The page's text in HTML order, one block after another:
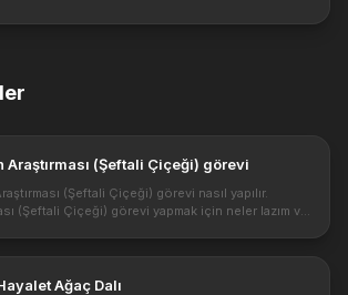
Araştırması (Şeftali Çiçeği) görevi
(Şeftali Çiçeği) görevi nasıl yapılır.
(Şeftali Çiçeği) görevi yapmak için neler lazım ve
Ağaç Dalı